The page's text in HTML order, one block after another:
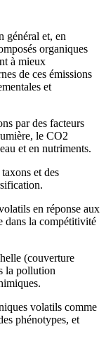
général et, en
organiques
à mieux
de ces émissions
et
par des facteurs
le CO2
et en nutriments.
et des
en réponse aux
dans la compétitivité
(couverture
la pollution
volatils comme
phénotypes, et